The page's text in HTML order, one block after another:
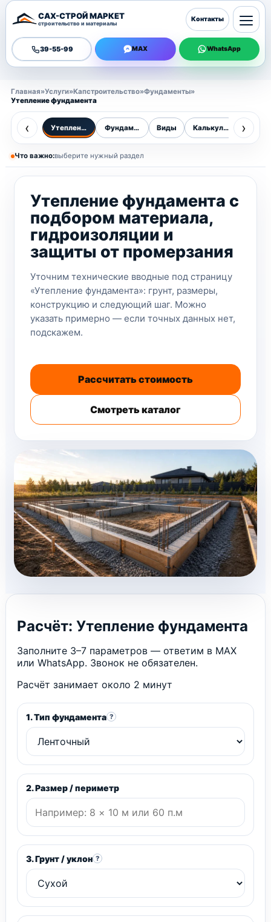
САХ-СТРОЙ МАРКЕТ
строительство и материалы
39-55-99 MAX WhatsApp
Контакты
Главная»Услуги»Капстроительство»Фундаменты»
Утепление фундамента
‹ Утепление Фундаменты Виды Калькулятор Цены
›
Что важно:выберите нужный раздел
Утепление фундамента с
подбором материала,
гидроизоляции и
защиты от промерзания
Уточним технические вводные под страницу
«Утепление фундамента»: грунт, размеры,
конструкцию и следующий шаг. Можно
указать примерно — если точных данных нет,
подскажем.
Рассчитать стоимость
Смотреть каталог
Расчёт: Утепление фундамента
Заполните 3–7 параметров — ответим в MAX
или WhatsApp. Звонок не обязателен.
Расчёт занимает около 2 минут
1. Тип фундамента ?
2. Размер / периметр
3. Грунт / уклон ?